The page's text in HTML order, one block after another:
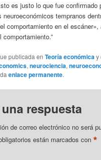
es justo lo que fue confirmado
neuroeconómicos tempranos
comportamiento en el
publicada enTeoría económicay
,neurociencia,
enlace permanente.
respuesta
de correo electrónico no será
están marcados con*